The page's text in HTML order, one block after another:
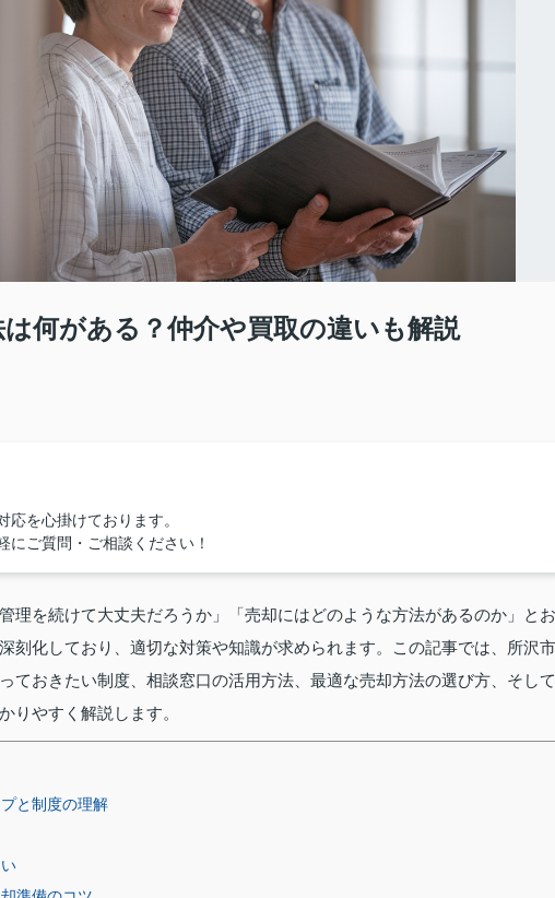
何がある？仲介や買取の違いも解説
を心掛けております。
にご質問・ご相談ください！
理を続けて大丈夫だろうか」「売却にはどのような方法があるのか」とお
刻化しており、適切な対策や知識が求められます。この記事では、所沢市
ておきたい制度、相談窓口の活用方法、最適な売却方法の選び方、そして
りやすく解説します。
と制度の理解